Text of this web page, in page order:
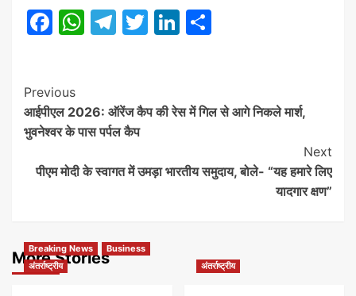
Facebook
WhatsApp
Telegram
TwitterLinkedIn
Post
Navigation
Previous
आईपीएल 2026: ऑरेंज कैप की रेस में गिल से आगे निकले मार्श,
भुवनेश्वर के पास पर्पल कैप
Next
पीएम मोदी के स्वागत में उमड़ा भारतीय समुदाय, बोले- “यह हमारे लिए
यादगार क्षण”
More Stories
Breaking News
Business
अंतर्राष्ट्रीय
अंतर्राष्ट्रीय